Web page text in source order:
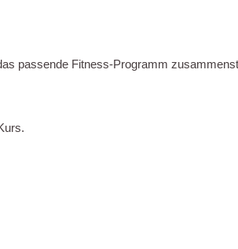
passende Fitness-Programm